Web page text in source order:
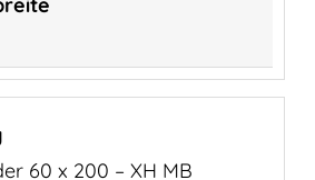
60 x 200 – XH MB